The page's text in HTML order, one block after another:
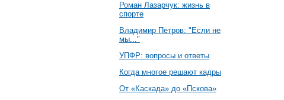
Роман Лазарчук: жизнь в
спорте
Владимир Петров: "Если не
мы..."
УПФР: вопросы и ответы
Когда многое решают кадры
От «Каскада» до «Пскова»